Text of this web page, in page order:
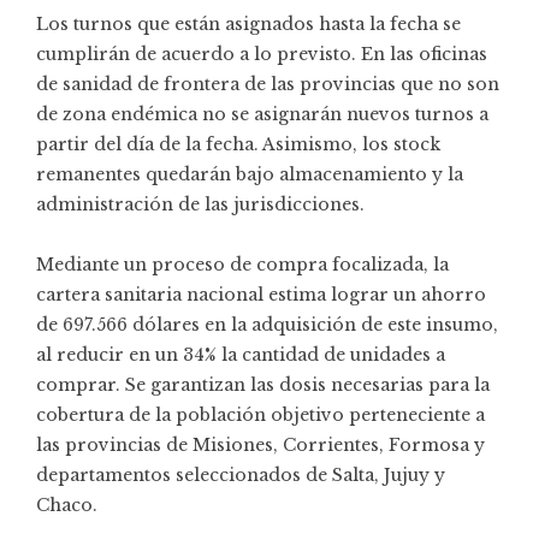
Los turnos que están asignados hasta la fecha se
cumplirán de acuerdo a lo previsto. En las oficinas
de sanidad de frontera de las provincias que no son
de zona endémica no se asignarán nuevos turnos a
partir del día de la fecha. Asimismo, los stock
remanentes quedarán bajo almacenamiento y la
administración de las jurisdicciones.
Mediante un proceso de compra focalizada, la
cartera sanitaria nacional estima lograr un ahorro
de 697.566 dólares en la adquisición de este insumo,
al reducir en un 34% la cantidad de unidades a
comprar. Se garantizan las dosis necesarias para la
cobertura de la población objetivo perteneciente a
las provincias de Misiones, Corrientes, Formosa y
departamentos seleccionados de Salta, Jujuy y
Chaco.